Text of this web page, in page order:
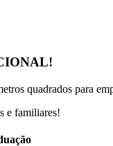
quadrados para
e familiares!